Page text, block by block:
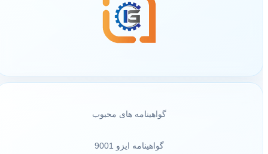
گواهینامه های محبوب
گواهینامه ایزو 9001